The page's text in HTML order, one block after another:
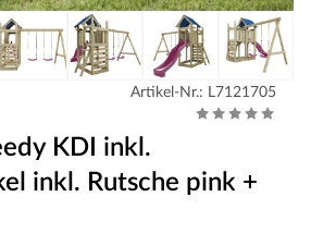
Artikel-Nr.: L7121705
KDI inkl.
inkl. Rutsche pink +